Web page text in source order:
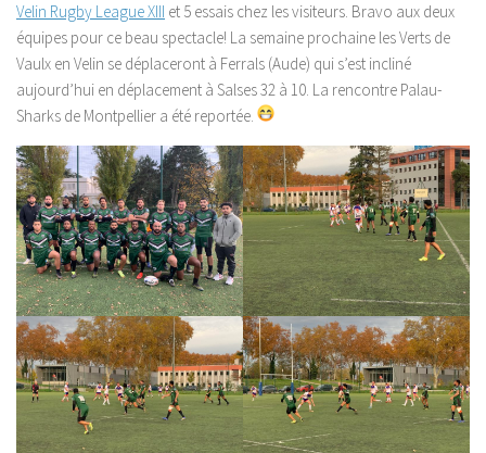
Velin Rugby League XIII et 5 essais chez les visiteurs. Bravo aux deux
équipes pour ce beau spectacle! La semaine prochaine les Verts de
Vaulx en Velin se déplaceront à Ferrals (Aude) qui s’est incliné
aujourd’hui en déplacement à Salses 32 à 10. La rencontre Palau-
Sharks de Montpellier a été reportée.